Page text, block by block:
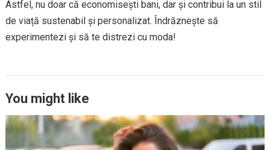
Astfel, nu doar că economisești bani, dar și contribui la un stil
de viață sustenabil și personalizat. Îndrăznește să
experimentezi și să te distrezi cu moda!
You might like